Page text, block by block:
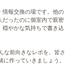
情報交換の場です。他の
だったのに個室内で親密
やかな気持ちで書き込
な前向きなレポを、皆さ
作っていきましょう。